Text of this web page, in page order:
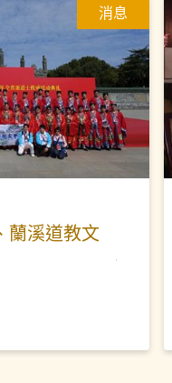
消息
蘭溪道教文